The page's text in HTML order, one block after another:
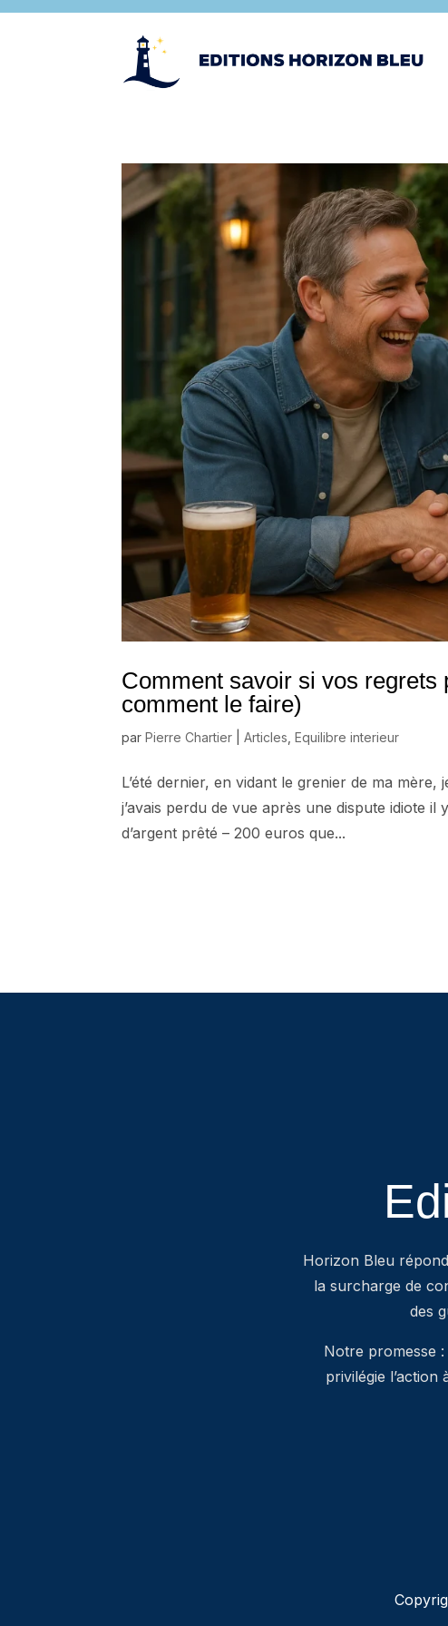
Comment savoir si vos
comment le faire)
par Pierre Chartier |Articles, Equilibre interieur
L’été dernier, en vidant le grenier de ma
j’avais perdu de vue après une dispute idiote
d’argent prêté – 200 euros que...
Horizon Bleu
la surcharge de
des
Notre promesse
privilégie